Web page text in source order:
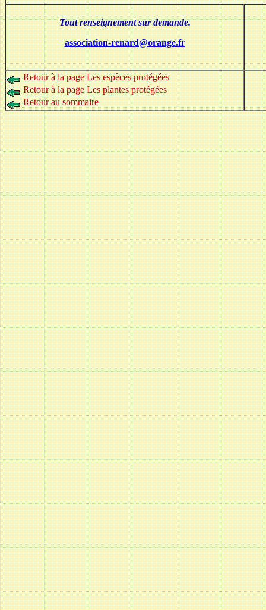
Tout renseignement sur demande.
association-renard@orange.fr
Retour à la page Les espèces protégées
Retour à la page Les plantes protégées
Retour au sommaire